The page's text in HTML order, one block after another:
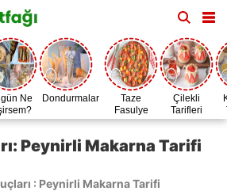
Ne
Dondurmalar
Taze
Fasulye
Zamanı
Çilekli
Tarifleri
Peynirli Makarna Tarifi
: Peynirli Makarna Tarifi